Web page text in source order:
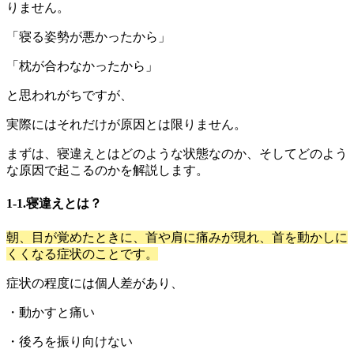
りません。
「寝る姿勢が悪かったから」
「枕が合わなかったから」
と思われがちですが、
実際にはそれだけが原因とは限りません。
まずは、寝違えとはどのような状態なのか、そしてどのよう
な原因で起こるのかを解説します。
1-1.寝違えとは？
朝、目が覚めたときに、首や肩に痛みが現れ、首を動かしに
くくなる症状のことです。
症状の程度には個人差があり、
・動かすと痛い
・後ろを振り向けない